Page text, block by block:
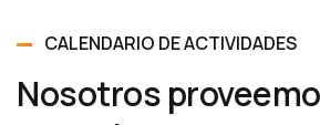
CALENDARIO DE ACTIVIDADES
Nosotros